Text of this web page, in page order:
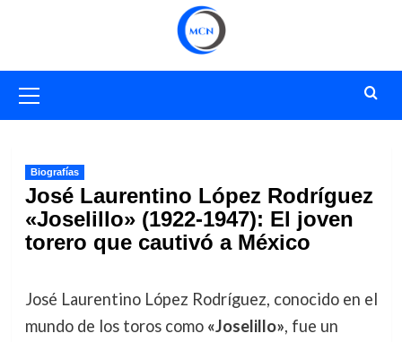
primario
Biografías
José Laurentino López Rodríguez
«Joselillo» (1922-1947): El joven
torero que cautivó a México
José Laurentino López Rodríguez, conocido en el
mundo de los toros como «Joselillo», fue un